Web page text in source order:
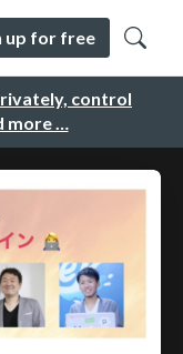
control
more …
up for free